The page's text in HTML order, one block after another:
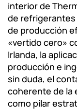
interior de
de
de producción
«vertido cero»
Irlanda, la
producción e
sin duda, el
coherente de la
como pilar